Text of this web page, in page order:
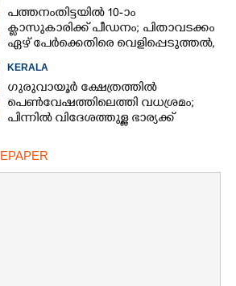
പത്തനംതിട്ടയിൽ 10-ാം
ക്ലാസുകാരിക്ക് പീഡനം; പിതാവടക്കം
ഏഴ് പേർക്കെതിരെ വെളിപ്പെടുത്തൽ,
മൂന്നുപേർ അറസ്റ്റിൽ
KERALA
ഗുരുവായൂർ ക്ഷേത്രത്തിൽ
പെൺവേഷത്തിലെത്തി വധശ്രമം;
പിന്നിൽ വിദേശത്തുള്ള ഭാര്യക്ക്
EPAPER